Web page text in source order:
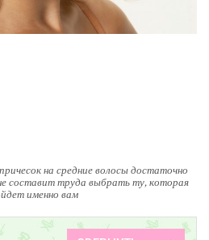
на средние волосы достаточно
составит труда выбрать ту, которая
именно вам